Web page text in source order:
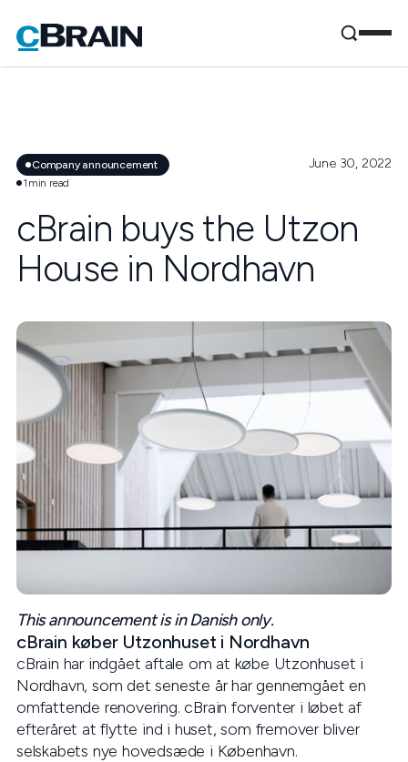
Company announcement
1 min read
June 30, 2022
cBrain buys the Utzon
House in Nordhavn
This announcement is in Danish only.
cBrain køber Utzonhuset i Nordhavn
cBrain har indgået aftale om at købe Utzonhuset i
Nordhavn, som det seneste år har gennemgået en
omfattende renovering. cBrain forventer i løbet af
efteråret at flytte ind i huset, som fremover bliver
selskabets nye hovedsæde i København.